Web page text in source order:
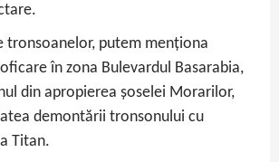
tronsoanelor, putem menționa
în zona Bulevardul Basarabia,
din apropierea șoselei Morarilor,
demontării tronsonului cu
Titan.